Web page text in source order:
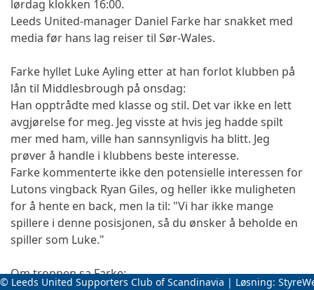
lørdag klokken 16:00.
Leeds United-manager Daniel Farke har snakket med
media før hans lag reiser til Sør-Wales.
Farke hyllet Luke Ayling etter at han forlot klubben på
lån til Middlesbrough på onsdag:
Han opptrådte med klasse og stil. Det var ikke en lett
avgjørelse for meg. Jeg visste at hvis jeg hadde spilt
mer med ham, ville han sannsynligvis ha blitt. Jeg
prøver å handle i klubbens beste interesse.
Farke kommenterte ikke den potensielle interessen for
Lutons vingback Ryan Giles, og heller ikke muligheten
for å hente en back, men la til: "Vi har ikke mange
spillere i denne posisjonen, så du ønsker å beholde en
spiller som Luke."
Om troppen sa Farke:
© Leeds United Supporters Club of Scandinavia | Løsning: